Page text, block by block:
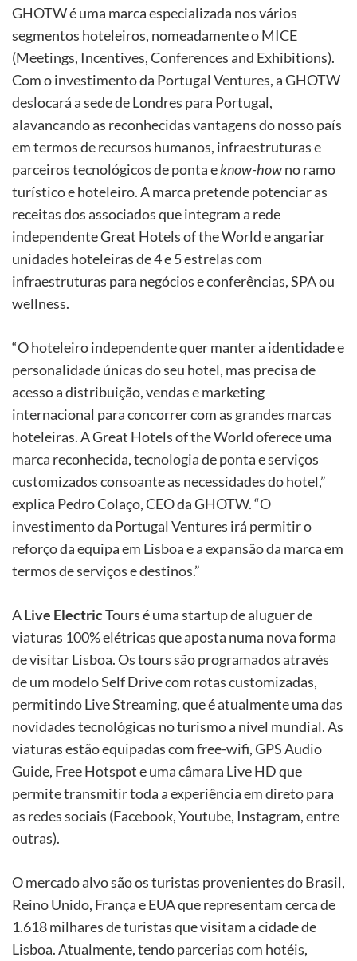
GHOTW é uma marca especializada nos vários
segmentos hoteleiros, nomeadamente o MICE
(Meetings, Incentives, Conferences and Exhibitions).
Com o investimento da Portugal Ventures, a GHOTW
deslocará a sede de Londres para Portugal,
alavancando as reconhecidas vantagens do nosso país
em termos de recursos humanos, infraestruturas e
parceiros tecnológicos de ponta eknow-howno ramo
turístico e hoteleiro. A marca pretende potenciar as
receitas dos associados que integram a rede
independente Great Hotels of the World e angariar
unidades hoteleiras de 4 e 5 estrelas com
infraestruturas para negócios e conferências, SPA ou
wellness.
“O hoteleiro independente quer manter a identidade e
personalidade únicas do seu hotel, mas precisa de
acesso a distribuição, vendas e marketing
internacional para concorrer com as grandes marcas
hoteleiras. A Great Hotels of the World oferece uma
marca reconhecida, tecnologia de ponta e serviços
customizados consoante as necessidades do hotel,”
explica Pedro Colaço, CEO da GHOTW. “O
investimento da Portugal Ventures irá permitir o
reforço da equipa em Lisboa e a expansão da marca em
termos de serviços e destinos.”
ALive ElectricTours é uma startup de aluguer de
viaturas 100% elétricas que aposta numa nova forma
de visitar Lisboa. Os tours são programados através
de um modelo Self Drive com rotas customizadas,
permitindo Live Streaming, que é atualmente uma das
novidades tecnológicas no turismo a nível mundial. As
viaturas estão equipadas com free-wifi, GPS Audio
Guide, Free Hotspot e uma câmara Live HD que
permite transmitir toda a experiência em direto para
as redes sociais (Facebook, Youtube, Instagram, entre
outras).
O mercado alvo são os turistas provenientes do Brasil,
Reino Unido, França e EUA que representam cerca de
1.618 milhares de turistas que visitam a cidade de
Lisboa. Atualmente, tendo parcerias com hotéis,